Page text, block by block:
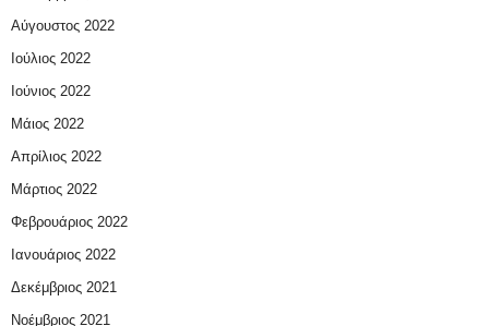
Αύγουστος 2022
Ιούλιος 2022
Ιούνιος 2022
Μάιος 2022
Απρίλιος 2022
Μάρτιος 2022
Φεβρουάριος 2022
Ιανουάριος 2022
Δεκέμβριος 2021
Νοέμβριος 2021